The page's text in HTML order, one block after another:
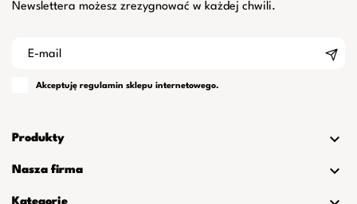
Newslettera możesz zrezygnować w każdej chwili.
Akceptuję regulamin sklepu internetowego.
Produkty 
Nasza firma 